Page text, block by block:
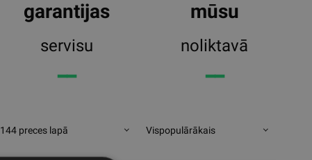
garantijas
servisu
━━
mūsu
noliktavā
━━
144 preces lapā Vispopulārākais